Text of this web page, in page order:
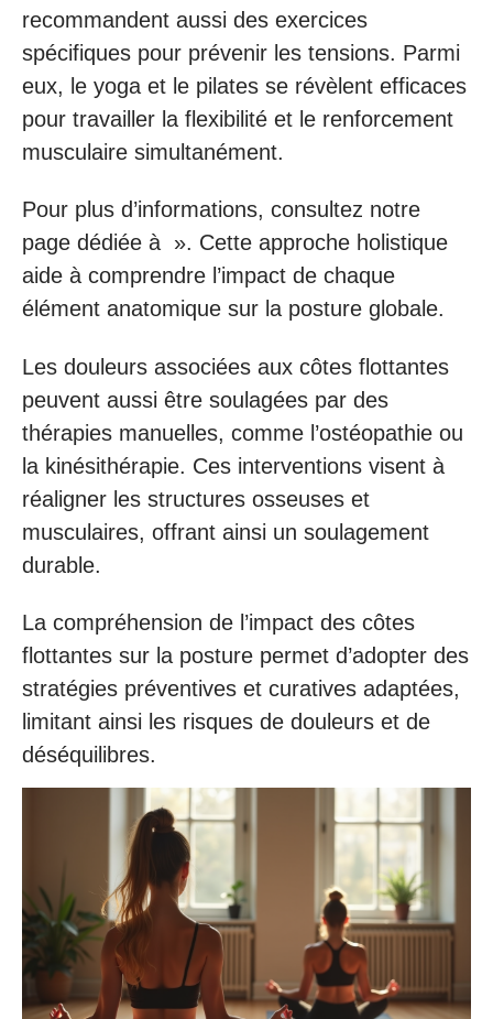
recommandent aussi des exercices
spécifiques pour prévenir les tensions. Parmi
eux, le yoga et le pilates se révèlent efficaces
pour travailler la flexibilité et le renforcement
musculaire simultanément.
Pour plus d’informations, consultez notre
page dédiée à ». Cette approche holistique
aide à comprendre l’impact de chaque
élément anatomique sur la posture globale.
Les douleurs associées aux côtes flottantes
peuvent aussi être soulagées par des
thérapies manuelles, comme l’ostéopathie ou
la kinésithérapie. Ces interventions visent à
réaligner les structures osseuses et
musculaires, offrant ainsi un soulagement
durable.
La compréhension de l’impact des côtes
flottantes sur la posture permet d’adopter des
stratégies préventives et curatives adaptées,
limitant ainsi les risques de douleurs et de
déséquilibres.